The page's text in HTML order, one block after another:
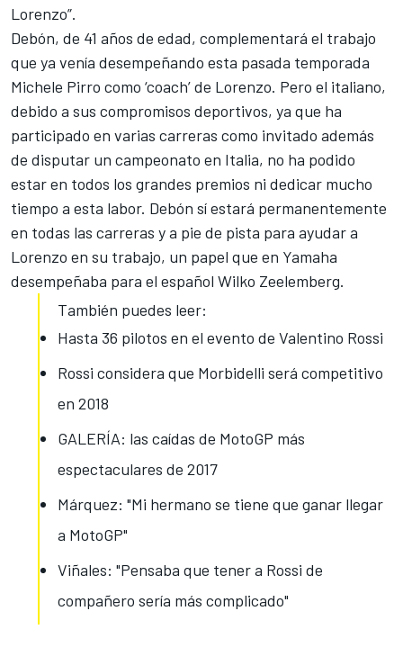
Lorenzo”.
Debón, de 41 años de edad, complementará el trabajo
que ya venía desempeñando esta pasada temporada
Michele Pirro como ‘coach’ de Lorenzo. Pero el italiano,
debido a sus compromisos deportivos, ya que ha
participado en varias carreras como invitado además
de disputar un campeonato en Italia, no ha podido
estar en todos los grandes premios ni dedicar mucho
tiempo a esta labor. Debón sí estará permanentemente
en todas las carreras y a pie de pista para ayudar a
Lorenzo en su trabajo, un papel que en Yamaha
desempeñaba para el español Wilko Zeelemberg.
También puedes leer:
Hasta 36 pilotos en el evento de Valentino Rossi
Rossi considera que Morbidelli será competitivo
en 2018
GALERÍA: las caídas de MotoGP más
espectaculares de 2017
Márquez: "Mi hermano se tiene que ganar llegar
a MotoGP"
Viñales: "Pensaba que tener a Rossi de
compañero sería más complicado"